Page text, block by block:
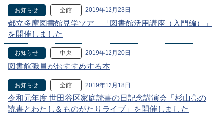
お知らせ 全館 2019年12月23日
都立多摩図書館見学ツアー「図書館活用講座（入門編）」
を開催しました
お知らせ 中央 2019年12月20日
図書館職員がおすすめする本
お知らせ 全館 2019年12月18日
令和元年度 世田谷区家庭読書の日記念講演会「杉山亮の
読書とわたし＆ものがたりライブ」を開催しました